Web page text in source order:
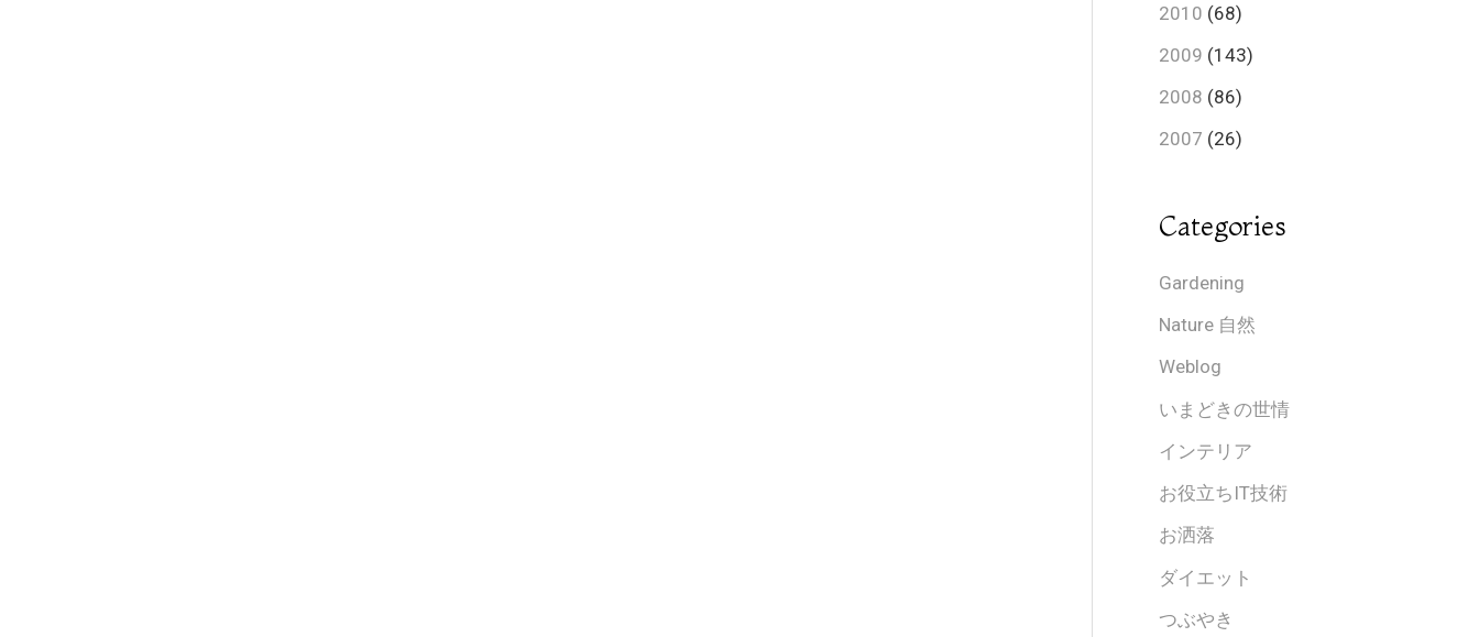
2010 (68)
2009 (143)
2008 (86)
2007 (26)
Categories
Gardening
Nature 自然
Weblog
いまどきの世情
インテリア
お役立ちIT技術
お洒落
ダイエット
つぶやき